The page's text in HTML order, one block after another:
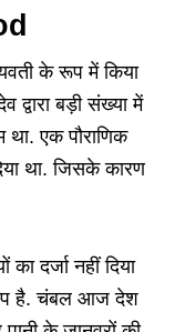
के रूप में किया
द्वारा बड़ी संख्या में
था. एक पौराणिक
था. जिसके कारण
दर्जा नहीं दिया
है. चंबल आज देश